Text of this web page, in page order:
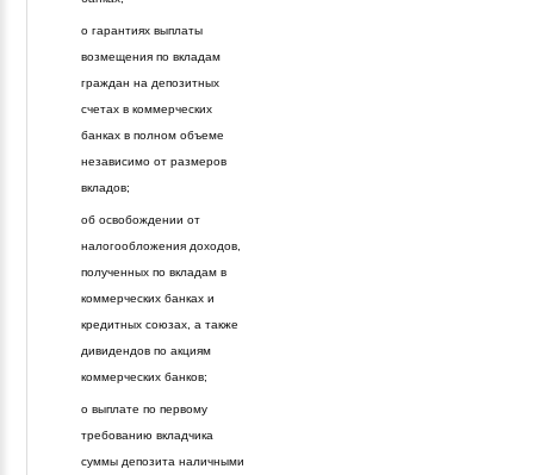
о гарантиях выплаты
возмещения по вкладам
граждан на депозитных
счетах в коммерческих
банках в полном объеме
независимо от размеров
вкладов;
об освобождении от
налогообложения доходов,
полученных по вкладам в
коммерческих банках и
кредитных союзах, а также
дивидендов по акциям
коммерческих банков;
о выплате по первому
требованию вкладчика
суммы депозита наличными